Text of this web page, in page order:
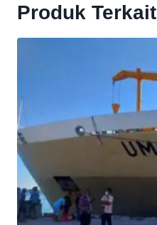
Produk Terkait